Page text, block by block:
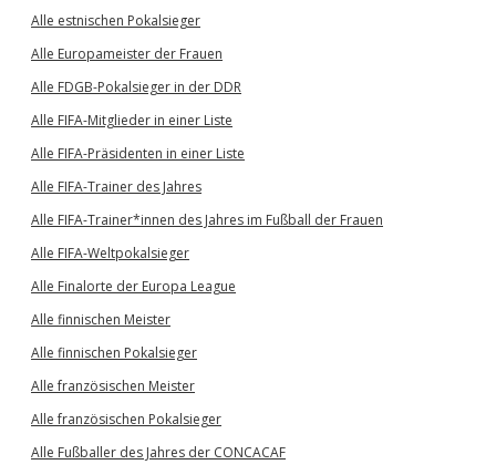
Alle estnischen Pokalsieger
Alle Europameister der Frauen
Alle FDGB-Pokalsieger in der DDR
Alle FIFA-Mitglieder in einer Liste
Alle FIFA-Präsidenten in einer Liste
Alle FIFA-Trainer des Jahres
Alle FIFA-Trainer*innen des Jahres im Fußball der Frauen
Alle FIFA-Weltpokalsieger
Alle Finalorte der Europa League
Alle finnischen Meister
Alle finnischen Pokalsieger
Alle französischen Meister
Alle französischen Pokalsieger
Alle Fußballer des Jahres der CONCACAF